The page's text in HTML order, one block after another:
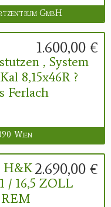
GmbH
1.600,00 €
, System
8,15x46R ?
Ferlach
Wien
2.690,00 €
H&K
/ 16,5 ZOLL